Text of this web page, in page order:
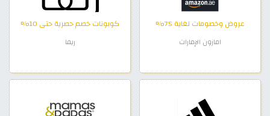
عروض وخصومات لغاية 75%
امازون الإمارات
كوبونات خصم حصرية حتى 10%
ريفا